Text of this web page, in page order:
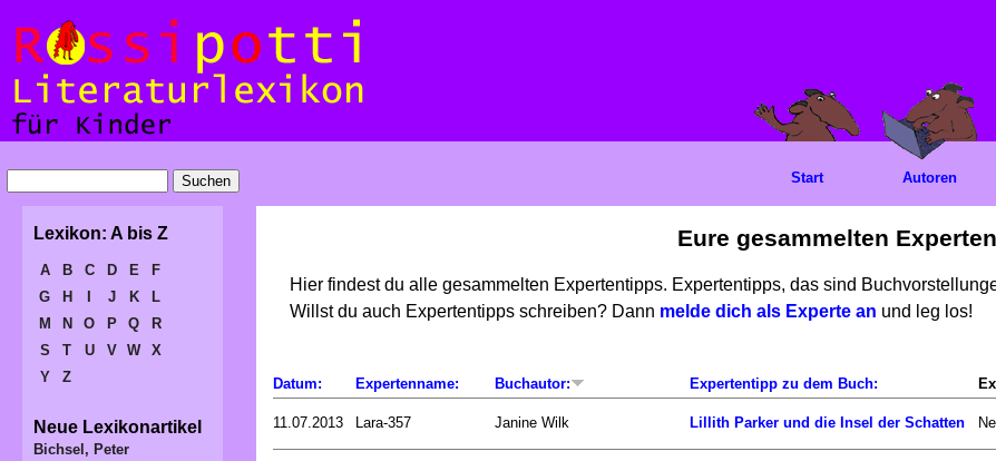
Eure gesammelten
Hier findest du alle gesammelten Expertentipps. Expertentipps, das sind
Willst du auch Expertentipps schreiben? Dann melde dich als Experte an und leg los!
Datum: Expertenname: Buchautor: Expertentipp zu dem Buch:
11.07.2013 Lara-357 Janine Wilk Lillith Parker und die Insel der Schatten
Start Autoren
Lexikon: A bis Z
A B C D E
F
G
H J K
L
M
N O P Q
R
S
T U V W
X
Y
Z
Neue Lexikonartikel
Bichsel, Peter